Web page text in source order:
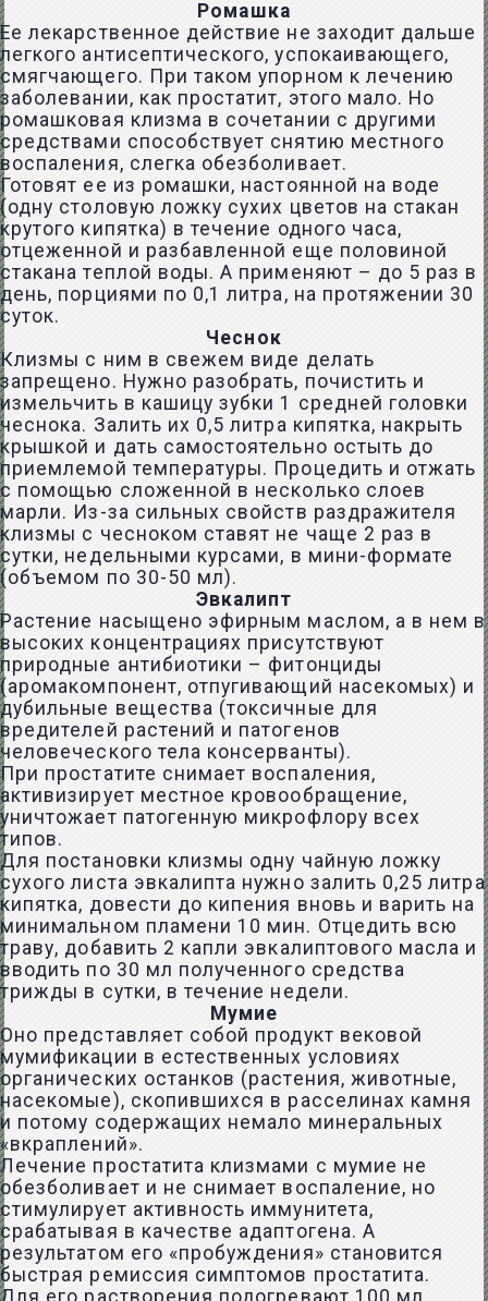
Ромашка
Ее лекарственное действие не заходит дальше
легкого антисептического, успокаивающего,
смягчающего. При таком упорном к лечению
заболевании, как простатит, этого мало. Но
ромашковая клизма в сочетании с другими
средствами способствует снятию местного
воспаления, слегка обезболивает.
Готовят ее из ромашки, настоянной на воде
(одну столовую ложку сухих цветов на стакан
крутого кипятка) в течение одного часа,
отцеженной и разбавленной еще половиной
стакана теплой воды. А применяют – до 5 раз в
день, порциями по 0,1 литра, на протяжении 30
суток.
Чеснок
Клизмы с ним в свежем виде делать
запрещено. Нужно разобрать, почистить и
измельчить в кашицу зубки 1 средней головки
чеснока. Залить их 0,5 литра кипятка, накрыть
крышкой и дать самостоятельно остыть до
приемлемой температуры. Процедить и отжать
с помощью сложенной в несколько слоев
марли. Из-за сильных свойств раздражителя
клизмы с чесноком ставят не чаще 2 раз в
сутки, недельными курсами, в мини-формате
(объемом по 30-50 мл).
Эвкалипт
Растение насыщено эфирным маслом, а в нем в
высоких концентрациях присутствуют
природные антибиотики – фитонциды
(аромакомпонент, отпугивающий насекомых) и
дубильные вещества (токсичные для
вредителей растений и патогенов
человеческого тела консерванты).
При простатите снимает воспаления,
активизирует местное кровообращение,
уничтожает патогенную микрофлору всех
типов.
Для постановки клизмы одну чайную ложку
сухого листа эвкалипта нужно залить 0,25 литра
кипятка, довести до кипения вновь и варить на
минимальном пламени 10 мин. Отцедить всю
траву, добавить 2 капли эвкалиптового масла и
вводить по 30 мл полученного средства
трижды в сутки, в течение недели.
Мумие
Оно представляет собой продукт вековой
мумификации в естественных условиях
органических останков (растения, животные,
насекомые), скопившихся в расселинах камня
и потому содержащих немало минеральных
«вкраплений».
Лечение простатита клизмами с мумие не
обезболивает и не снимает воспаление, но
стимулирует активность иммунитета,
срабатывая в качестве адаптогена. А
результатом его «пробуждения» становится
быстрая ремиссия симптомов простатита.
Для его растворения подогревают 100 мл